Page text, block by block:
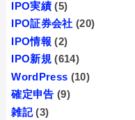
IPO実績 (5)
IPO証券会社 (20)
IPO情報 (2)
IPO新規 (614)
WordPress (10)
確定申告 (9)
雑記 (3)